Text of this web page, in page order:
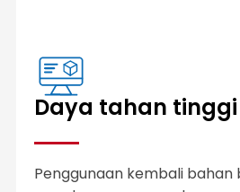
Daya tahan tinggi
Penggunaan kembali